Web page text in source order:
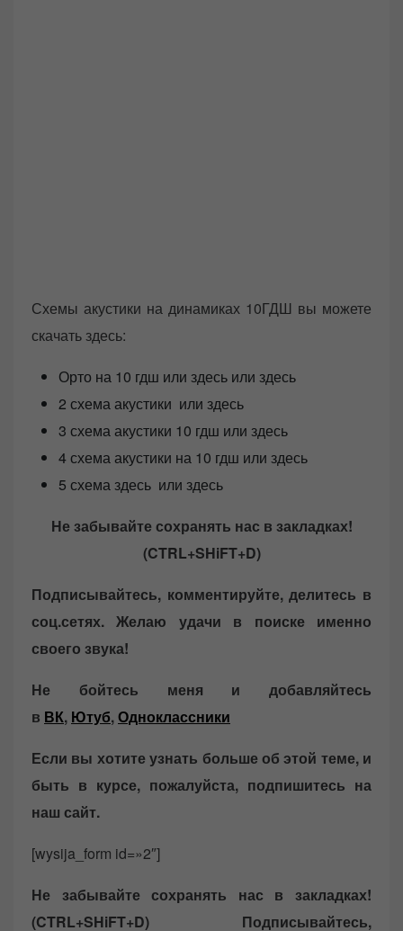
Схемы акустики на динамиках 10ГДШ вы можете
скачать здесь:
Орто на 10 гдш или здесь или здесь
2 схема акустики или здесь
3 схема акустики 10 гдш или здесь
4 схема акустики на 10 гдш или здесь
5 схема здесь или здесь
Не забывайте сохранять нас в закладках!
(CTRL+SHiFT+D)
Подписывайтесь, комментируйте, делитесь в
соц.сетях. Желаю удачи в поиске именно
своего звука!
Не бойтесь меня и добавляйтесь
в ВК, Ютуб,Одноклассники
Если вы хотите узнать больше об этой теме, и
быть в курсе, пожалуйста, подпишитесь на
наш сайт.
[wysija_form id=»2″]
Не забывайте сохранять нас в закладках!
(CTRL+SHiFT+D)
Подписывайтесь,